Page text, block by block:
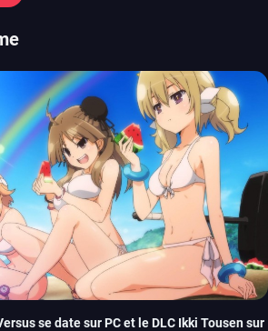
se date sur PC et le DLC Ikki Tousen sur